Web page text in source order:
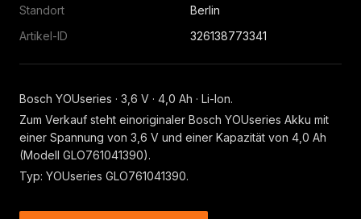
Standort
Berlin
Artikel-ID
326138773341
Bosch YOUseries · 3,6 V · 4,0 Ah · Li-Ion.
Zum Verkauf steht einoriginaler Bosch YOUseries Akku mit
einer Spannung von 3,6 V und einer Kapazität von 4,0 Ah
(Modell GLO761041390).
Typ: YOUseries GLO761041390.